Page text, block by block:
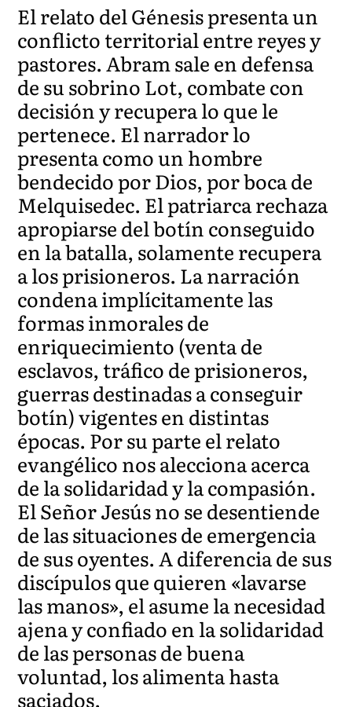
El relato del Génesis presenta un
conflicto territorial entre reyes y
pastores. Abram sale en defensa
de su sobrino Lot, combate con
decisión y recupera lo que le
pertenece. El narrador lo
presenta como un hombre
bendecido por Dios, por boca de
Melquisedec. El patriarca rechaza
apropiarse del botín conseguido
en la batalla, solamente recupera
a los prisioneros. La narración
condena implícitamente las
formas inmorales de
enriquecimiento (venta de
esclavos, tráfico de prisioneros,
guerras destinadas a conseguir
botín) vigentes en distintas
épocas. Por su parte el relato
evangélico nos alecciona acerca
de la solidaridad y la compasión.
El Señor Jesús no se desentiende
de las situaciones de emergencia
de sus oyentes. A diferencia de sus
discípulos que quieren «lavarse
las manos», el asume la necesidad
ajena y confiado en la solidaridad
de las personas de buena
voluntad, los alimenta hasta
saciados.